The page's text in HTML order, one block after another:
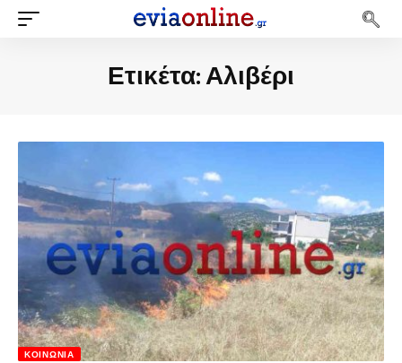
Ετικέτα:Αλιβέρι
ΚΟΙΝΩΝΊΑ